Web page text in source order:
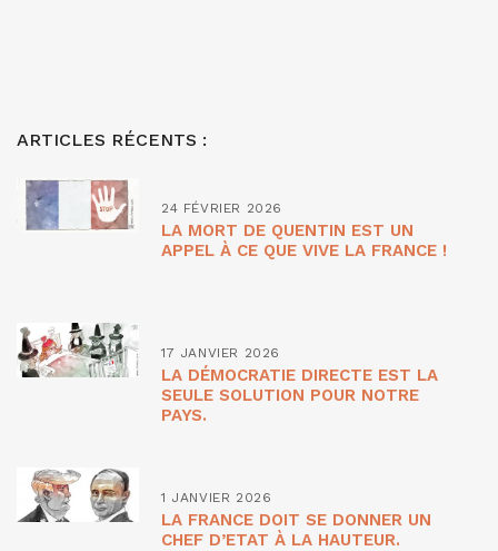
ARTICLES RÉCENTS :
24 FÉVRIER 2026
LA MORT DE QUENTIN EST UN
APPEL À CE QUE VIVE LA FRANCE !
17 JANVIER 2026
LA DÉMOCRATIE DIRECTE EST LA
SEULE SOLUTION POUR NOTRE
PAYS.
1 JANVIER 2026
LA FRANCE DOIT SE DONNER UN
CHEF D’ETAT À LA HAUTEUR.